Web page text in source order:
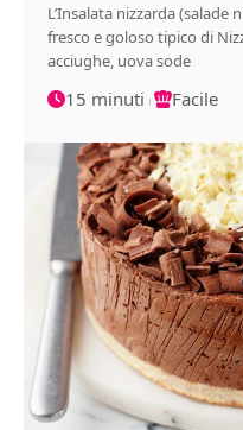
L’Insalata nizzarda
fresco e goloso tipico di
acciughe, uova sode
15 minuti Facile